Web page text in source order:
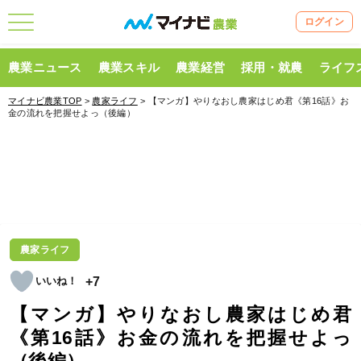
ログイン
農業ニュース 農業スキル 農業経営 採用・就農 ライフ
マイナビ農業TOP > 農家ライフ > 【マンガ】やりなおし農家はじめ君《第16話》お
金の流れを把握せよっ（後編）
農家ライフ
+7
【マンガ】やりなおし農家はじめ君
《第16話》お金の流れを把握せよっ